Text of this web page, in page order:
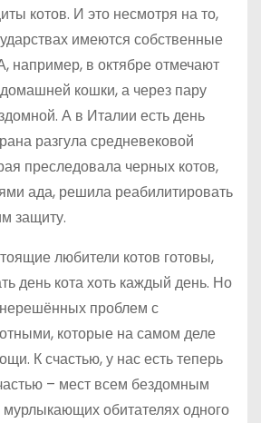
котов. И это несмотря на то,
имеются собственные
в октябре отмечают
кошки, а через пару
А в Италии есть день
разгула средневековой
преследовала черных котов,
ада, решила реабилитировать
защиту.
любители котов готовы,
день кота хоть каждый день. Но
проблем с
которые на самом деле
К счастью, у нас есть теперь
– мест всем бездомным
мурлыкающих обитателях одного